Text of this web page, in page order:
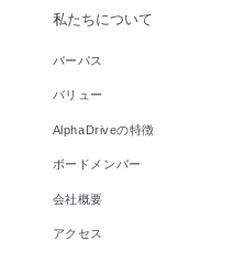
私たちについて
パーパス
バリュー
AlphaDriveの特徴
ボードメンバー
会社概要
アクセス